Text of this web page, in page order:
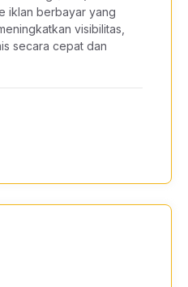
iklan berbayar yang
visibilitas,
secara cepat dan